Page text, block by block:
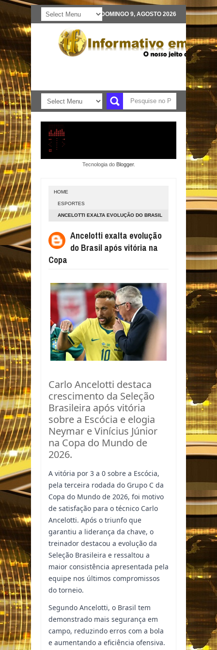
DOMINGO 9, AGOSTO 2026
Tecnologia do Blogger.
HOME
ESPORTES
ANCELOTTI EXALTA EVOLUÇÃO DO BRASIL
Ancelotti exalta evolução
do Brasil após vitória na
Copa
Carlo Ancelotti destaca
crescimento da Seleção
Brasileira após vitória
sobre a Escócia e elogia
Neymar e Vinícius Júnior
na Copa do Mundo de
2026.
A vitória por 3 a 0 sobre a Escócia,
pela terceira rodada do Grupo C da
Copa do Mundo de 2026, foi motivo
de satisfação para o técnico Carlo
Ancelotti. Após o triunfo que
garantiu a liderança da chave, o
treinador destacou a evolução da
Seleção Brasileira e ressaltou a
maior consistência apresentada pela
equipe nos últimos compromissos
do torneio.
Segundo Ancelotti, o Brasil tem
demonstrado mais segurança em
campo, reduzindo erros com a bola
e aumentando a eficiência ofensiva.